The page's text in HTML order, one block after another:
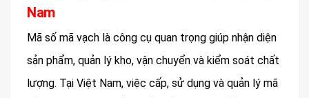
Nam
Mã số mã vạch là công cụ quan trọng giúp nhận diện
sản phẩm, quản lý kho, vận chuyển và kiểm soát chất
lượng. Tại Việt Nam, việc cấp, sử dụng và quản lý mã